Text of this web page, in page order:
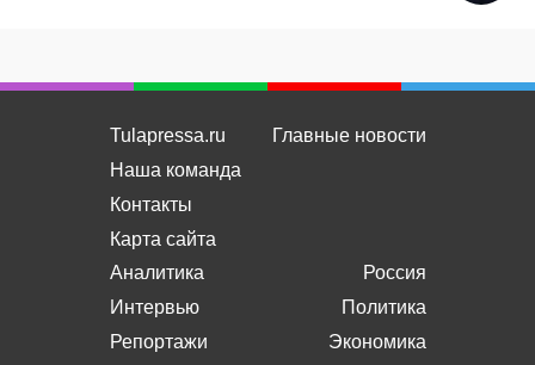
Tulapressa.ru
Наша команда
Контакты
Карта сайта
Главные новости
Аналитика
Интервью
Репортажи
Россия
Политика
Экономика